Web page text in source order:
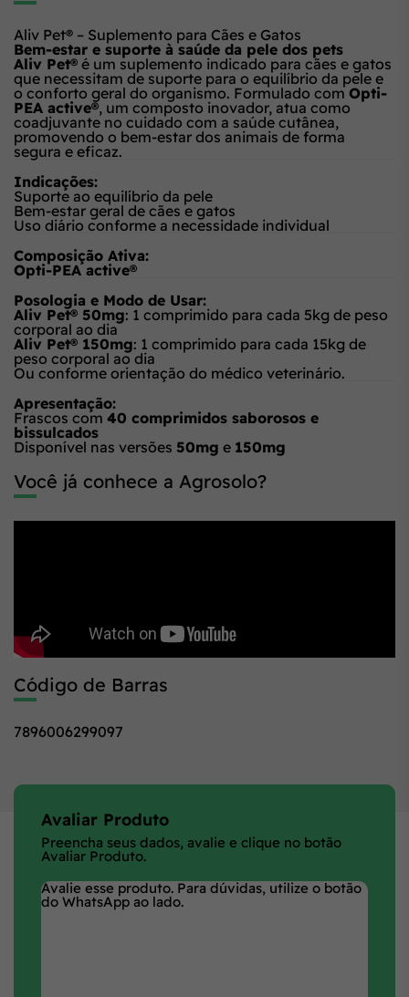
Aliv Pet® – Suplemento para Cães e Gatos
Bem-estar e suporte à saúde da pele dos pets
Aliv Pet® é um suplemento indicado para cães e gatos
que necessitam de suporte para o equilíbrio da pele e
o conforto geral do organismo. Formulado com Opti-
PEA active®, um composto inovador, atua como
coadjuvante no cuidado com a saúde cutânea,
promovendo o bem-estar dos animais de forma
segura e eficaz.
Indicações:
Suporte ao equilíbrio da pele
Bem-estar geral de cães e gatos
Uso diário conforme a necessidade individual
Composição Ativa:
Opti-PEA active®
Posologia e Modo de Usar:
Aliv Pet® 50mg: 1 comprimido para cada 5kg de peso
corporal ao dia
Aliv Pet® 150mg: 1 comprimido para cada 15kg de
peso corporal ao dia
Ou conforme orientação do médico veterinário.
Apresentação:
Frascos com 40 comprimidos saborosos e
bissulcados
Disponível nas versões 50mg e 150mg
Você já conhece a Agrosolo?
Código de Barras
7896006299097
Avaliar Produto
Preencha seus dados, avalie e clique no botão
Avaliar Produto.